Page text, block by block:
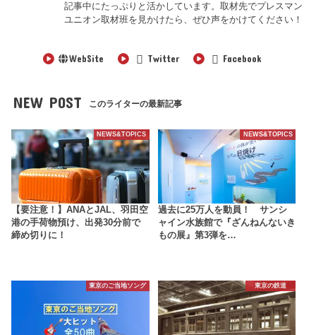
記事中にたっぷりと活かしています。取材先でプレスマン
ユニオン取材班を見かけたら、ぜひ声をかけてください！
WebSite Twitter Facebook
NEW POST このライターの最新記事
NEWS&TOPICS
【要注意！】ANAとJAL、羽田空
港の手荷物預け、出発30分前で
締め切りに！
NEWS&TOPICS
過去に25万人を動員！ サンシ
ャイン水族館で『ざんねんないき
もの展』第3弾を…
東京のご当地ソング 東京の鉄道